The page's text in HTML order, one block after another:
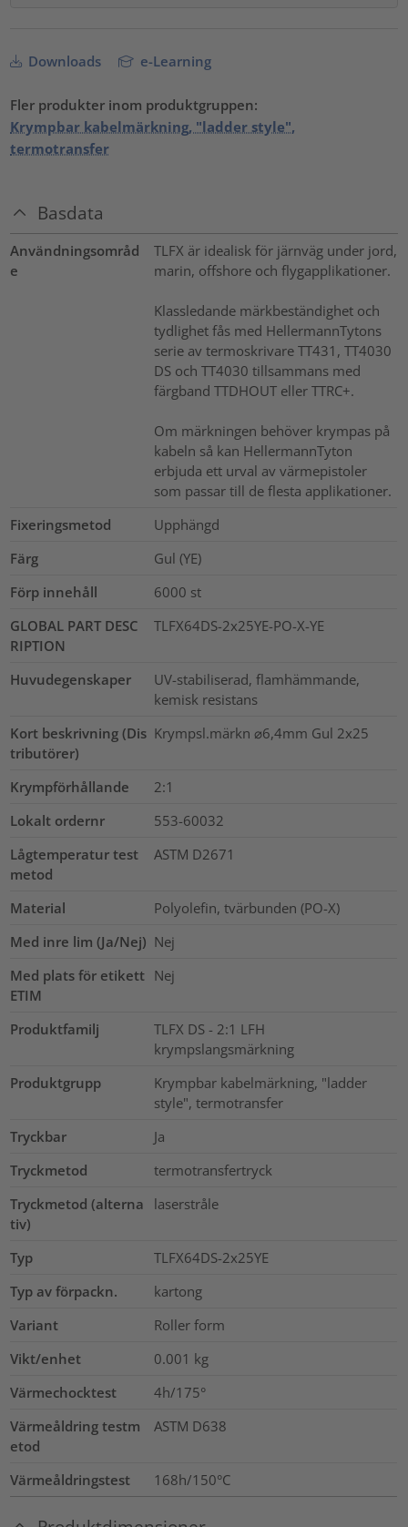
Downloads e-Learning
Fler produkter inom produktgruppen:
Krympbar kabelmärkning, "ladder style",
termotransfer
Basdata
Användningsområd
e
TLFX är idealisk för järnväg under jord,
marin, offshore och flygapplikationer.
Klassledande märkbeständighet och
tydlighet fås med HellermannTytons
serie av termoskrivare TT431, TT4030
DS och TT4030 tillsammans med
färgband TTDHOUT eller TTRC+.
Om märkningen behöver krympas på
kabeln så kan HellermannTyton
erbjuda ett urval av värmepistoler
som passar till de flesta applikationer.
Fixeringsmetod
Upphängd
Färg
Gul (YE)
Förp innehåll
6000 st
GLOBAL PART DESC
RIPTION
TLFX64DS-2x25YE-PO-X-YE
Huvudegenskaper
UV-stabiliserad, flamhämmande,
kemisk resistans
Kort beskrivning (Dis
tributörer)
Krympsl.märkn ⌀6,4mm Gul 2x25
Krympförhållande
2:1
Lokalt ordernr
553-60032
Lågtemperatur test
metod
ASTM D2671
Material
Polyolefin, tvärbunden (PO-X)
Med inre lim (Ja/Nej) Nej
Med plats för etikett
ETIM
Nej
Produktfamilj
TLFX DS - 2:1 LFH
krympslangsmärkning
Produktgrupp
Krympbar kabelmärkning, "ladder
style", termotransfer
Tryckbar
Ja
Tryckmetod
termotransfertryck
Tryckmetod (alterna
tiv)
laserstråle
Typ
TLFX64DS-2x25YE
Typ av förpackn.
kartong
Variant
Roller form
Vikt/enhet
0.001 kg
Värmechocktest
4h/175°
Värmeåldring testm
etod
ASTM D638
Värmeåldringstest 168h/150°C